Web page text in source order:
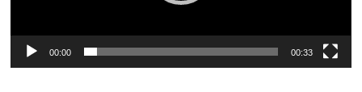
00:00 00:33